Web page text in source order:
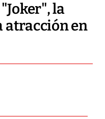
la
atracción en